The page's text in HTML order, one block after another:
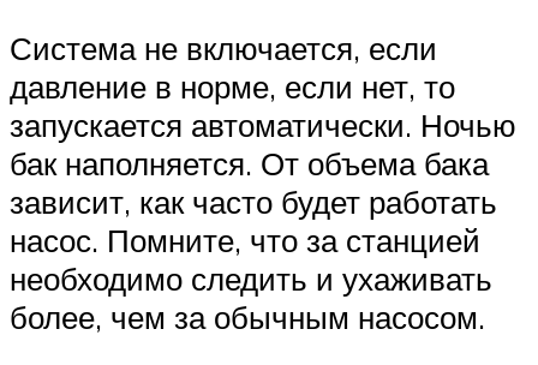
Система не включается, если
давление в норме, если нет, то
запускается автоматически. Ночью
бак наполняется. От объема бака
зависит, как часто будет работать
насос. Помните, что за станцией
необходимо следить и ухаживать
более, чем за обычным насосом.